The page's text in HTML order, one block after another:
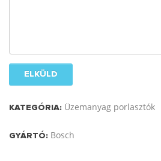
ELKÜLD
KATEGÓRIA: Üzemanyag porlasztók
GYÁRTÓ: Bosch